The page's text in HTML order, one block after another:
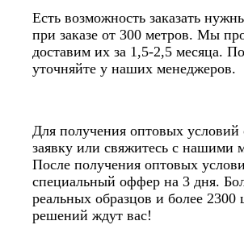
Есть возможность заказать
при заказе от 300 метров. Мы
доставим их за 1,5-2,5 месяца.
уточняйте у наших менеджеров.
Для получения оптовых условий
заявку или свяжитесь с нашими
После получения оптовых
специальный оффер на 3 дня.
реальных образцов и более 2300
решений ждут вас!